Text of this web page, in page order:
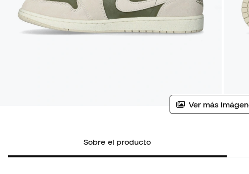
Ver más
Sobre el producto